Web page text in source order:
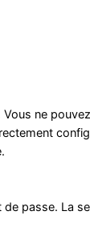
ne
passe. La